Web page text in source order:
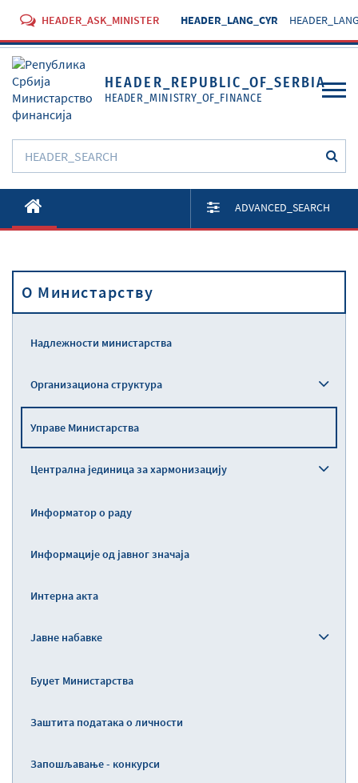
HEADER_ASK_MINISTER HEADER_LANG_CYR
HEADER_REPUBLIC_OF_SERBIA
HEADER_MINISTRY_OF_FINANCE
O Министарству
Активности
Прописи
ADVANCED_SEARCH
O Министарству
Надлежности министарства
Организациона структура
Управе Министарства
Централна јединица за хармонизацију
Информатор о раду
Информације од јавног значаја
Интерна акта
Јавне набавке
Буџет Министарства
Заштита података о личности
Запошљавање - конкурси